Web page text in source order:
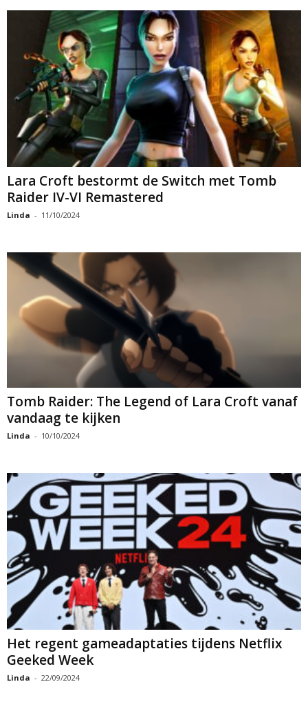
Lara Croft bestormt de Switch met Tomb
Raider IV-VI Remastered
Linda - 11/10/2024
Tomb Raider: The Legend of Lara Croft vanaf
vandaag te kijken
Linda - 10/10/2024
Het regent gameadaptaties tijdens Netflix
Geeked Week
Linda - 22/09/2024